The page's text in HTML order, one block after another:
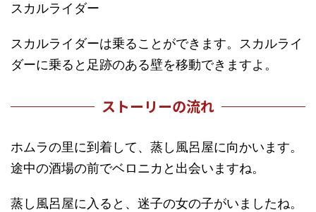
スカルライダー
スカルライダーは乗ることができます。スカルライ
ダーに乗ると足跡のある壁を移動できますよ。
ストーリーの流れ
ホムラの里に到着して、蒸し風呂屋に向かいます。
途中の酒場の前でベロニカと出会いますね。
蒸し風呂屋に入ると、迷子の女の子がいましたね。